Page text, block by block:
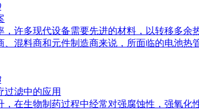
，许多现代设备需要先进的材料，以转移多
、混料商和元件制造商来说，所面临的电池热
过滤中的应用
，在生物制药过程中经常对强腐蚀性，强氧